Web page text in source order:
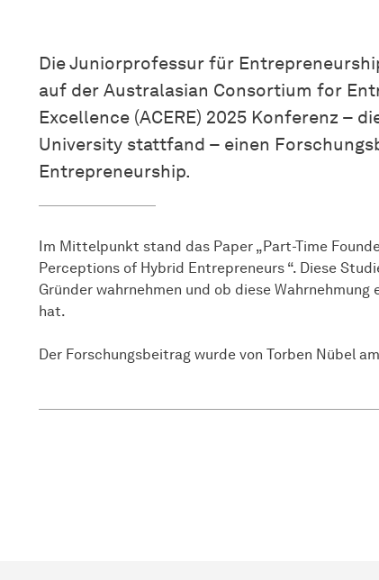
Die Juniorprofessur für
auf der Australasian Consortium for
Excellence (ACERE) 2025 Konferenz –
University stattfand – einen
Entrepreneurship.
Im Mittelpunkt stand das Paper „Part-Time
Perceptions of Hybrid Entrepreneurs “. Diese
Gründer wahrnehmen und ob diese
hat.
Der Forschungsbeitrag wurde von Torben Nübel